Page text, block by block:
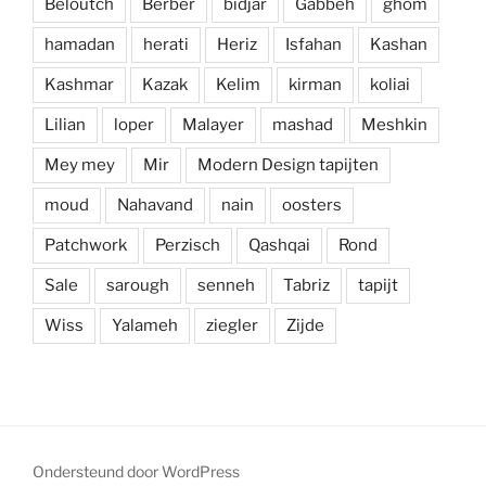
Beloutch Berber bidjar Gabbeh ghom
hamadan herati Heriz Isfahan Kashan
Kashmar Kazak Kelim kirman koliai
Lilian loper Malayer mashad Meshkin
Mey mey Mir Modern Design tapijten
moud Nahavand nain oosters
Patchwork Perzisch Qashqai Rond
Sale sarough senneh Tabriz tapijt
Wiss Yalameh ziegler Zijde
Ondersteund door WordPress